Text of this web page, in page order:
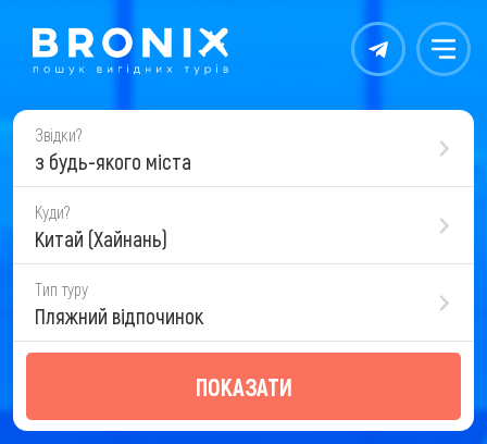
Контакты Меню
Звідки?
з будь-якого міста
Куди?
Китай (Хайнань)
Тип туру
Пляжний відпочинок
ПОКАЗАТИ